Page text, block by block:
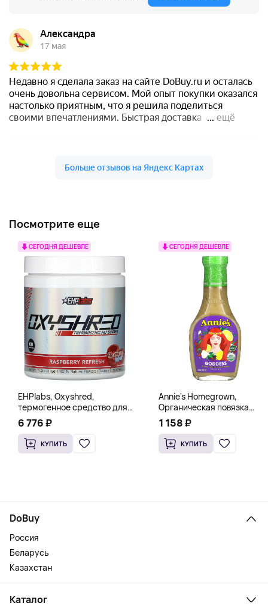
Посмотрите еще
СЕГОДНЯ ДЕШЕВЛЕ
EHPlabs, Oxyshred,
термогенное средство для
сжигания жира, малиновое
освежение, 318 г (11,2 унции)
6 776 ₽
КУПИТЬ
СЕГОДНЯ ДЕШЕВЛЕ
Annie's Homegrown,
Органическая повязка
«Богиня», 236 мл (8 жидк.
унц.)
1 158 ₽
КУПИТЬ
DoBuy
Россия
Беларусь
Казахстан
Каталог